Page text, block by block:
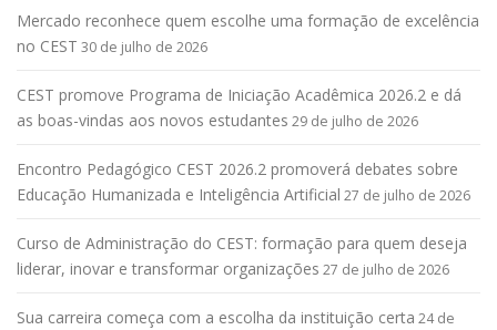
Mercado reconhece quem escolhe uma formação de excelência
no CEST 30 de julho de 2026
CEST promove Programa de Iniciação Acadêmica 2026.2 e dá
as boas-vindas aos novos estudantes 29 de julho de 2026
Encontro Pedagógico CEST 2026.2 promoverá debates sobre
Educação Humanizada e Inteligência Artificial 27 de julho de 2026
Curso de Administração do CEST: formação para quem deseja
liderar, inovar e transformar organizações 27 de julho de 2026
Sua carreira começa com a escolha da instituição certa 24 de